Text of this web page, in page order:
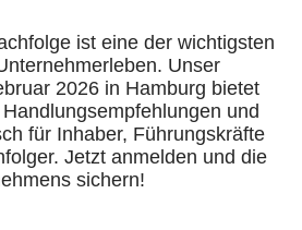
ist eine der wichtigsten
Unser
2026 in Hamburg bietet
und
für Inhaber, Führungskräfte
Jetzt anmelden und die
sichern!